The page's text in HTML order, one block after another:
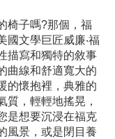
椅子嗎?那個，福
國文學巨匠威廉‧福
描寫和獨特的敘事
曲線和舒適寬大的
的懷抱裡，典雅的
質，輕輕地搖晃，
是想要沉浸在福克
風景，或是閉目養